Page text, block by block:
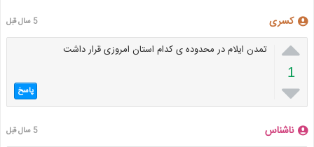
کسری 5 سال قبل

1

تمدن ایلام در محدوده ی کدام استان امروزی قرار داشت
پاسخ
ناشناس 5 سال قبل